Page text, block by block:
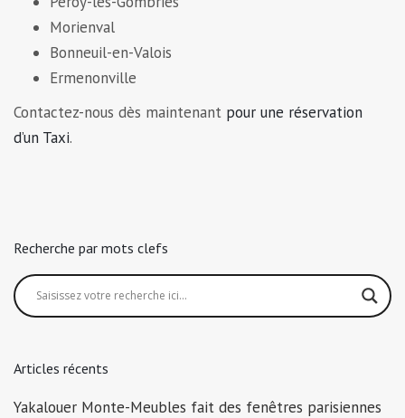
Morienval
Bonneuil-en-Valois
Ermenonville
Contactez-nous dès maintenant pour une réservation
d’un Taxi.
Recherche par mots clefs
Articles récents
Yakalouer Monte-Meubles fait des fenêtres parisiennes